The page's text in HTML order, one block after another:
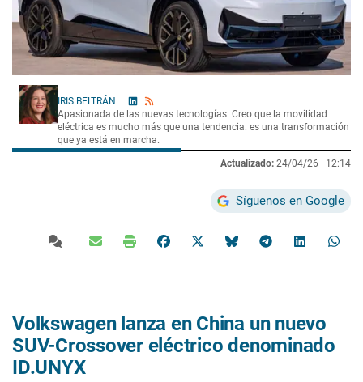
IRIS BELTRÁN
Apasionada de las nuevas tecnologías. Creo que la movilidad
eléctrica es mucho más que una tendencia: es una transformación
que ya está en marcha.
Actualizado: 24/04/26 | 12:14
Síguenos en Google
Volkswagen lanza en China un nuevo
SUV-Crossover eléctrico denominado
ID.UNYX